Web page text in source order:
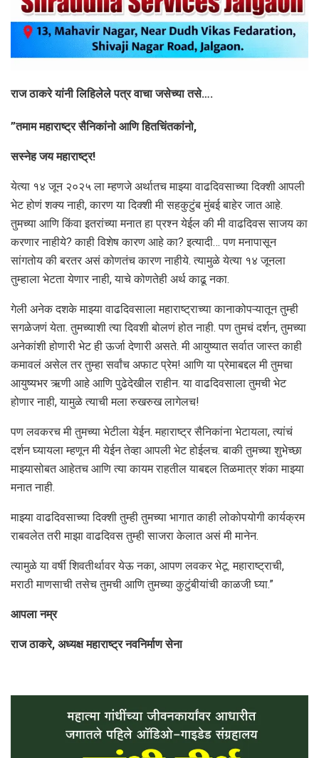
राज ठाकरे यांनी लिहिलेले पत्र वाचा जसेच्या तसे….
”तमाम महाराष्ट्र सैनिकांनो आणि हितचिंतकांनो,
सस्नेह जय महाराष्ट्र!
येत्या १४ जून २०२५ ला म्हणजे अर्थातच माझ्या वाढदिवसाच्या दिक्शी आपली
भेट होणं शक्य नाही, कारण या दिक्शी मी सहकुटुंब मुंबई बाहेर जात आहे.
तुमच्या आणि किंवा इतरांच्या मनात हा प्रश्न येईल की मी वाढदिवस साजय का
करणार नाहीये? काही विशेष कारण आहे का? इत्यादी… पण मनापासून
सांगतोय की बरतर असं कोणतंच कारण नाहीये. त्यामुळे येत्या १४ जूनला
तुम्हाला भेटता येणार नाही, याचे कोणतेही अर्थ काढू नका.
गेली अनेक दशके माझ्या वाढदिवसाला महाराष्ट्राच्या कानाकोपऱ्यातून तुम्ही
सगळेजणं येता. तुमच्याशी त्या दिवशी बोलणं होत नाही. पण तुमचं दर्शन, तुमच्या
अनेकांशी होणारी भेट ही ऊर्जा देणारी असते. मी आयुष्यात सर्वात जास्त काही
कमावलं असेल तर तुम्हा सर्वांच अफाट प्रेम! आणि या प्रेमाबद्दल मी तुमचा
आयुष्यभर ऋणी आहे आणि पुढेदेखील राहीन. या वाढदिवसाला तुमची भेट
होणार नाही, यामुळे त्याची मला रुखरुख लागेलच!
पण लवकरच मी तुमच्या भेटीला येईन. महाराष्ट्र सैनिकांना भेटायला, त्यांचं
दर्शन घ्यायला म्हणून मी येईन तेव्हा आपली भेट होईलच. बाकी तुमच्या शुभेच्छा
माझ्यासोबत आहेतच आणि त्या कायम राहतील याबद्दल तिळमात्र शंका माझ्या
मनात नाही.
माझ्या वाढदिवसाच्या दिक्शी तुम्ही तुमच्या भागात काही लोकोपयोगी कार्यक्रम
राबवलेत तरी माझा वाढदिवस तुम्ही साजरा केलात असं मी मानेन.
त्यामुळे या वर्षी शिवतीर्थावर येऊ नका, आपण लवकर भेटू. महाराष्ट्राची,
मराठी माणसाची तसेच तुमची आणि तुमच्या कुटुंबीयांची काळजी घ्या.”
आपला नम्र
राज ठाकरे, अध्यक्ष महाराष्ट्र नवनिर्माण सेना